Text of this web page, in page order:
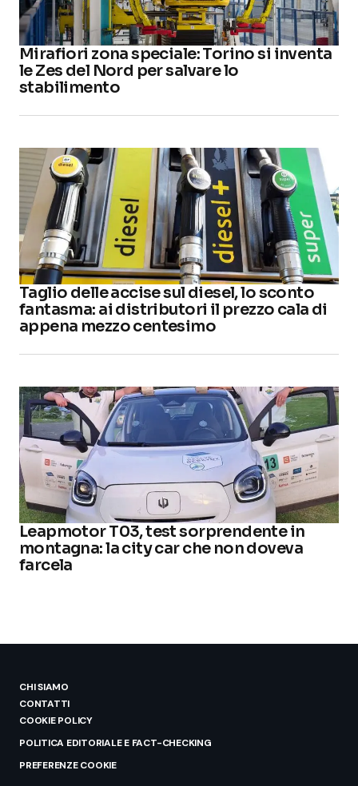
Mirafiori zona speciale: Torino si inventa
le Zes del Nord per salvare lo
stabilimento
Taglio delle accise sul diesel, lo sconto
fantasma: ai distributori il prezzo cala di
appena mezzo centesimo
Leapmotor T03, test sorprendente in
montagna: la city car che non doveva
farcela
CHI SIAMO
CONTATTI
COOKIE POLICY
POLITICA EDITORIALE E FACT-CHECKING
PREFERENZE COOKIE